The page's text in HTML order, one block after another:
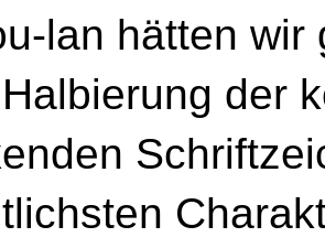
lan hätten wir
der